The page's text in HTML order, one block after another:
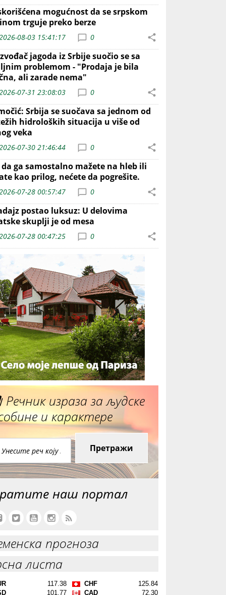
mogućnost da se srpskom
trguje preko berze
08-03 15:41:17 0
jagoda iz Srbije suočio se sa
problemom - "Prodaja je bila
ali zarade nema"
07-31 23:08:03 0
Srbija se suočava sa jednom od
hidroloških situacija u više od
veka
07-30 21:46:44 0
ga samostalno mažete na hleb ili
kao prilog, nećete da pogrešite.
07-28 00:57:47 0
postao luksuz: U delovima
skuplji je od mesa
07-28 00:47:25 0
Речник израза за људске
и карактере
Претражи
наш портал
прогноза
листа